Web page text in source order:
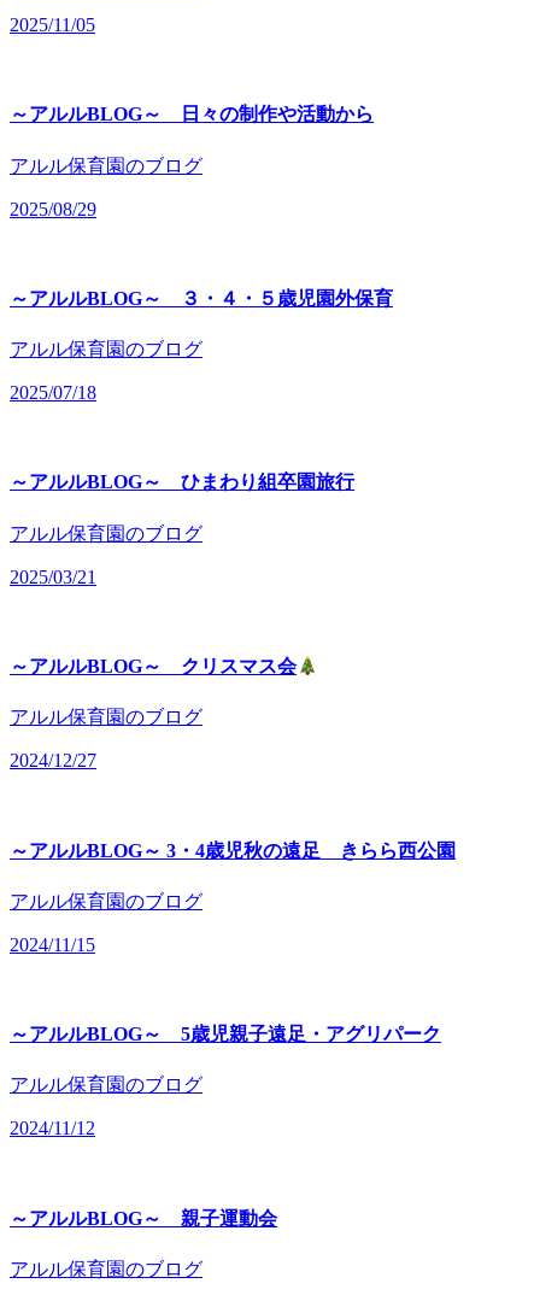
2025/11/05
～アルルBLOG～ 日々の制作や活動から
アルル保育園のブログ
2025/08/29
～アルルBLOG～ ３・４・５歳児園外保育
アルル保育園のブログ
2025/07/18
～アルルBLOG～ ひまわり組卒園旅行
アルル保育園のブログ
2025/03/21
～アルルBLOG～ クリスマス会
アルル保育園のブログ
2024/12/27
～アルルBLOG～ 3・4歳児秋の遠足 きらら西公園
アルル保育園のブログ
2024/11/15
～アルルBLOG～ 5歳児親子遠足・アグリパーク
アルル保育園のブログ
2024/11/12
～アルルBLOG～ 親子運動会
アルル保育園のブログ